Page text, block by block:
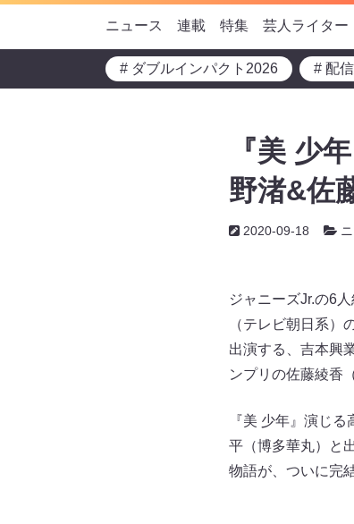
ニュース 連載 特集 芸人ライター
# ダブルインパクト2026 # 配
『美 少
野渚&佐
2020-09-18
ジャニーズJr.の6
（テレビ朝日系
出演する、吉本興
ンプリの佐藤綾香
『美 少年』演じ
平（博多華丸）と
物語が、ついに完